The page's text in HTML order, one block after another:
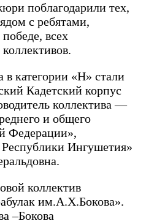
поблагодарили тех,
с ребятами,
всех
категории «Н» стали
Кадетский корпус
коллектива —
и общего
Федерации»,
Ингушетия»
коллектив
им.А.Х.Бокова».
–Бокова